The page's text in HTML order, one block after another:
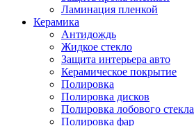
Ламинация пленкой
Керамика
Антидождь
Жидкое стекло
Защита интерьера авто
Керамическое покрытие
Полировка
Полировка дисков
Полировка лобового стекла
Полировка фар